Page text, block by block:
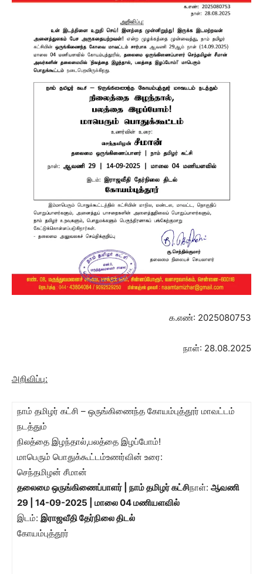
க.எண்: 2025080753
நாள்: 28.08.2025
அறிவிப்பு:
நாம் தமிழர் கட்சி – ஒருங்கிணைந்த கோயம்புத்தூர் மாவட்டம்
நடத்தும்
நிலத்தை இழந்தால்,பலத்தை இழப்போம்!
மாபெரும் பொதுக்கூட்டம்உணர்வின் உரை:
செந்தமிழன் சீமான்
தலைமை ஒருங்கிணைப்பாளர் | நாம் தமிழர் கட்சிநாள்: ஆவணி
29 | 14-09-2025 | மாலை 04 மணியளவில்
இடம்: இராஜவீதி தேர்நிலை திடல்
கோயம்புத்தூர்